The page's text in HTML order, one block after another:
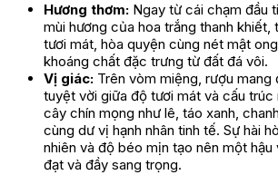
Hương thơm: Ngay từ cái chạm đầu
mùi hương của hoa trắng thanh
tươi mát, hòa quyện cùng nét mật
khoáng chất đặc trưng từ đất đá vôi.
Vị giác: Trên vòm miệng, rượu mang
tuyệt vời giữa độ tươi mát và cấu trúc
cây chín mọng như lê, táo xanh,
cùng dư vị hạnh nhân tinh tế. Sự hài
nhiên và độ béo mịn tạo nên một hậu
đạt và đầy sang trọng.